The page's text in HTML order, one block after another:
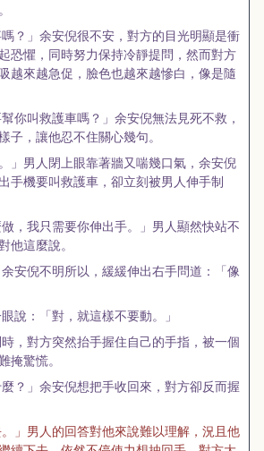
嗎？」余安倪很不安，對方的目光明顯是衝
恐懼，同時努力保持冷靜提問，然而對方
越來越急促，臉色也越來越慘白，像是隨
幫你叫救護車嗎？」余安倪無法見死不救，
子，讓他忍不住關心幾句。
」男人閉上眼靠著牆又喘幾口氣，余安倪
手機要叫救護車，卻立刻被男人伸手制
做，我只需要你伸出手。」男人顯然快站不
他這麼說。
余安倪不明所以，緩緩伸出右手問道：「像
說：「對，就這樣不要動。」
，對方突然抬手握住自己的手指，被一個
掩驚慌。
麼？」余安倪想把手收回來，對方卻反而握
。」男人的回答對他來說難以理解，況且他